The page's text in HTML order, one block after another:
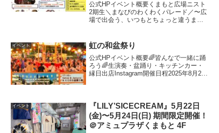
公式HPイベント概要くまもと広場ニスト
2期生＼まなびのわくわくパレード／〜広
場で出会う、いつもとちょっと違うまな
き…いつもとちょっと違う、わくわく体
験しません...
イベント 虹の和盆祭り
公式HPイベント概要🌈皆んなで一緒に踊
ろう🌈生演奏・盆踊り・キッチンカー・
縁日出店Instagram開催日程2025年8月23
イベント
『LILY’SICECREAM』5月22日
(金)〜5月24日(日) 期間限定開催！
＠アミュプラザくまもと 4F